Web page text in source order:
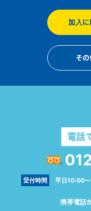
加入
そ
電話
受付時間
平日10:00～
携帯電話